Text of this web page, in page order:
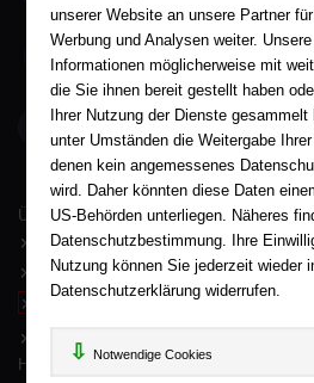
05563 / 9996039
AHA-BUCH GmbH
Garlebsen 48
Wir sind gerne für Sie persönlich
Über AHA-BUCH
AGB
Impressum
Widerruf
Hilfe
unserer Website an unsere Partner
Werbung und Analysen weiter.
Informationen möglicherweise mit
die Sie ihnen bereit gestellt haben
Ihrer Nutzung der Dienste
unter Umständen die Weitergabe
denen kein angemessenes
wird. Daher könnten diese Daten
US-Behörden unterliegen. Näheres
Datenschutzbestimmung. Ihre
Nutzung können Sie jederzeit wieder
Datenschutzerklärung widerrufen.
Notwendige Cookies